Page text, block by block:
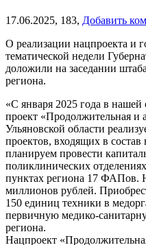
17.06.2025, 183, Добавить
О реализации нацпроекта и
тематической недели
доложили на заседании
региона.
«С января 2025 года в нашей
проект «Продолжительная и
Ульяновской области
проектов, входящих в
планируем провести
поликлинических
пунктах региона 17 ФАПов.
миллионов рублей.
150 единиц техники в
первичную медико-
региона.
Нацпроект